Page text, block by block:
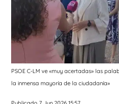
PSOE C-LM ve «muy acertadas» las
la inmensa mayoría de la ciudadanía»